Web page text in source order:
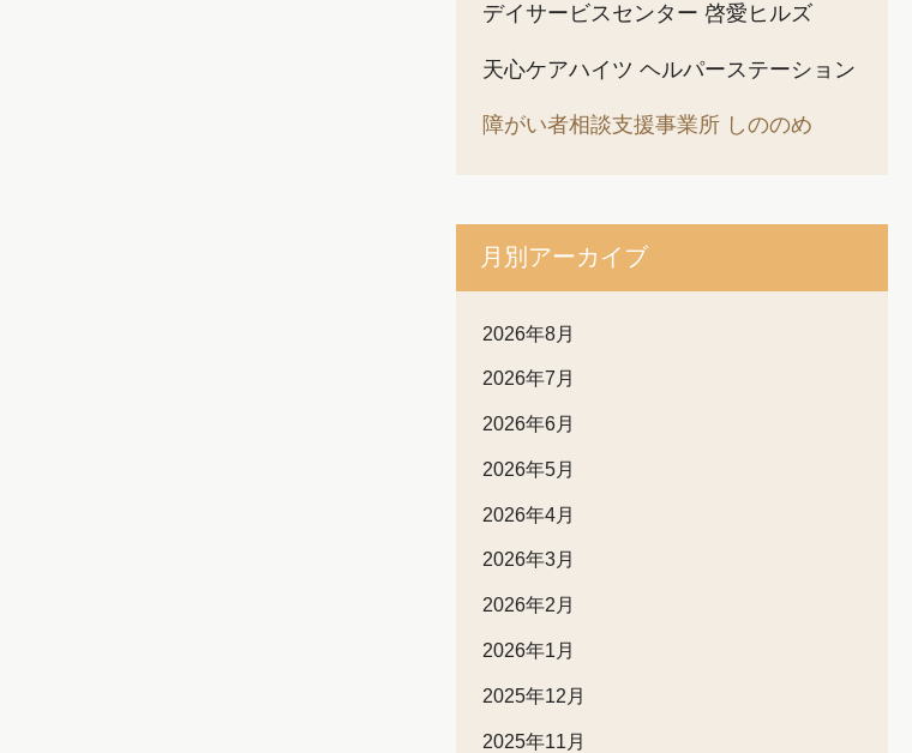
デイサービスセンター 啓愛ヒルズ
天心ケアハイツ ヘルパーステーション
障がい者相談支援事業所 しののめ
月別アーカイブ
2026年8月
2026年7月
2026年6月
2026年5月
2026年4月
2026年3月
2026年2月
2026年1月
2025年12月
2025年11月